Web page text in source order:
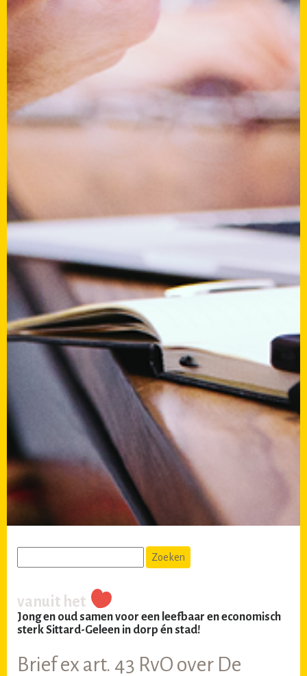
vanuit het
Jong en oud samen voor een leefbaar en economisch
sterk Sittard-Geleen in dorp én stad!
Brief ex art. 43 RvO over De